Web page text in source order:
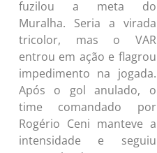
fuzilou a meta do
Muralha. Seria a virada
tricolor, mas o VAR
entrou em ação e flagrou
impedimento na jogada.
Após o gol anulado, o
time comandado por
Rogério Ceni manteve a
intensidade e seguiu